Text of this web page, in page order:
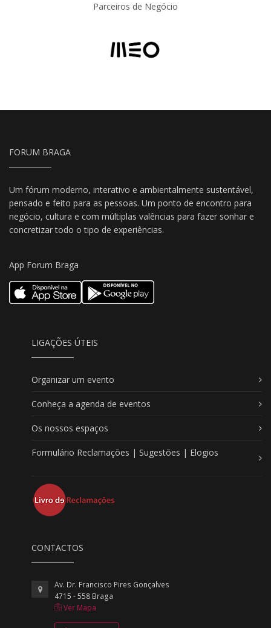
Parceiros de Negócio
FORUM BRAGA
Um fórum moderno, interativo e ambientalmente sustentável,
pensado e feito para as pessoas. Um ponto de encontro para
negócio, cultura e com múltiplas valências para fazer sonhar e
concretizar todo o tipo de experiências.
App Forum Braga
LIGAÇÕES ÚTEIS
Organizar um evento
Conheça a agenda de eventos
Os nossos espaços
Formulário Reclamações | Sugestões | Elogios
CONTACTOS
Av. Dr. Francisco Pires Gonçalves
4715 - 558 Braga
Ver Mapa